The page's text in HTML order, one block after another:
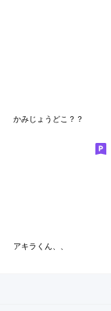
かみじょうどこ？？
アキラくん、、